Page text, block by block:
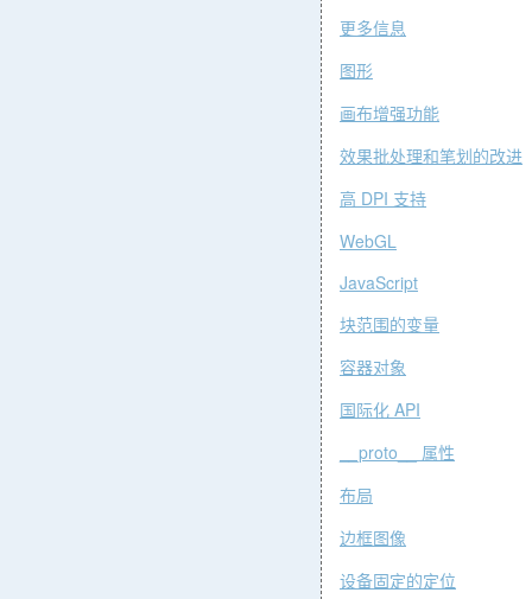
更多信息
图形
画布增强功能
效果批处理和笔划的改进
高 DPI 支持
WebGL
JavaScript
块范围的变量
容器对象
国际化 API
__proto__
属性
布局
边框图像
设备固定的定位